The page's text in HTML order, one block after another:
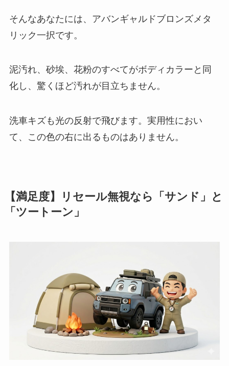
そんなあなたには、アバンギャルドブロンズメタ
リック一択です。
泥汚れ、砂埃、花粉のすべてがボディカラーと同
化し、驚くほど汚れが目立ちません。
洗車キズも光の反射で飛びます。実用性におい
て、この色の右に出るものはありません。
【満足度】リセール無視なら「サンド」と
「ツートーン」